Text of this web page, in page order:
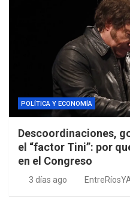
POLÍTICA Y ECONOMÍA
Descoordinaciones,
el “factor Tini”: por
en el Congreso
3 días ago